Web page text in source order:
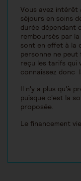
Vous avez intérêt
séjours en soins
durée dépendant
remboursés par
sont en effet à la
personne ne peut
reçu les tarifs qui
connaissez donc
Il n'y a plus qu'à
puisque c'est la
proposée.
Le financement